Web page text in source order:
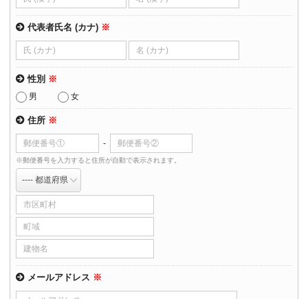
代表者氏名 (カナ) ※
性別 ※
男 女
住所 ※
-
※郵便番号を入力すると住所が自動で表示されます。
メールアドレス ※